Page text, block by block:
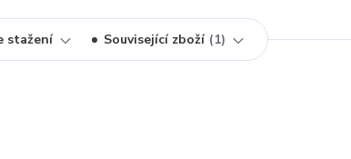
stažení Související zboží 1